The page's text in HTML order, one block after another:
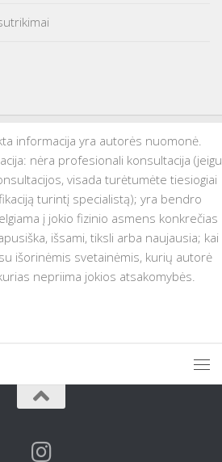
informacija yra autorės nuomonė.
nėra profesionali konsultacija (jeigu
visada turėtumėte tiesiogiai
turintį specialistą); yra bendro
į jokio fizinio asmens konkrečias
išsami, tiksli arba naujausia; kai
išorinėmis svetainėmis, kurių autorė
nepriima jokios atsakomybės.